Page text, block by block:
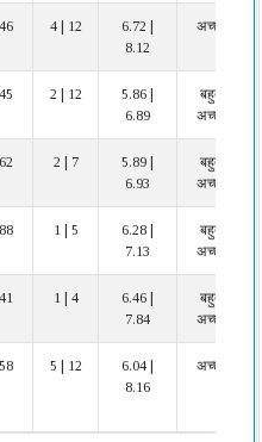
4 | 12
6.72 |
8.12
अच्छा
2 | 12
5.86 |
6.89
बहुत
अच्छा
2 | 7
5.89 |
6.93
बहुत
अच्छा
1 | 5
6.28 |
7.13
बहुत
अच्छा
1 | 4
6.46 |
7.84
बहुत
अच्छा
5 | 12
6.04 |
8.16
अच्छा